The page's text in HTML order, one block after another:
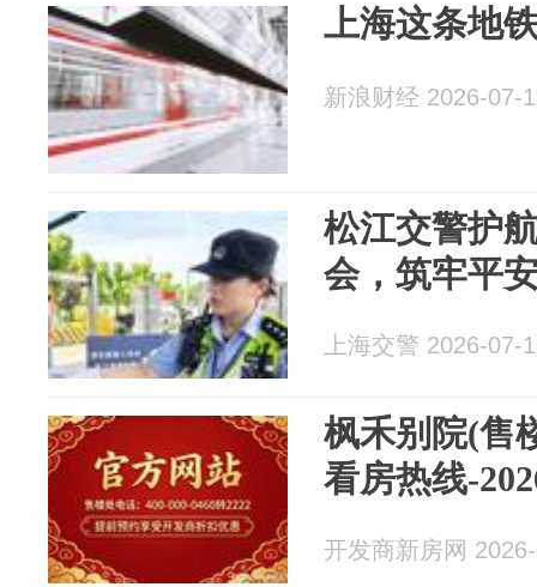
上海这条地
新浪财经 2026-07-
松江交警护
会，筑牢平
上海交警 2026-07-
枫禾别院(售
看房热线-
开发商新房网